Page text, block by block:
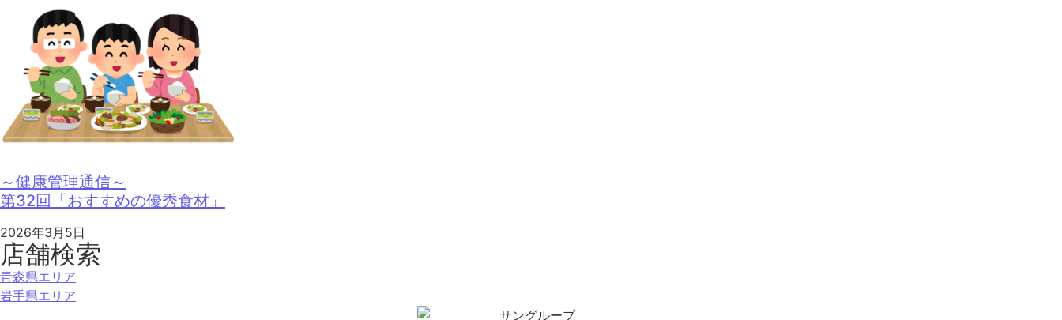
～健康管理通信～
第32回「おすすめの優秀食材」
2026年3月5日
店舗検索
青森県エリア
岩手県エリア